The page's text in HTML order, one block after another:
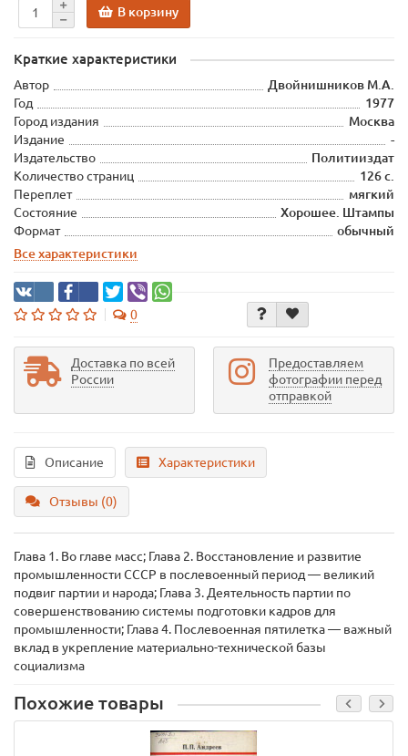
В корзину
Краткие характеристики
Автор
Двойнишников М.А.
Год
1977
Город издания
Москва
Издание
-
Издательство
Политииздат
Количество страниц
126 с.
Переплет
мягкий
Состояние
Хорошее. Штампы
Формат
обычный
Все характеристики
0
Доставка по всей
России
Предоставляем
фотографии перед
отправкой
Описание Характеристики
Отзывы (0)
Глава 1. Во главе масс; Глава 2. Восстановление и развитие
промышленности СССР в послевоенный период — великий
подвиг партии и народа; Глава 3. Деятельность партии по
совершенствованию системы подготовки кадров для
промышленности; Глава 4. Послевоенная пятилетка — важный
вклад в укрепление материально-технической базы
социализма
Похожие товары